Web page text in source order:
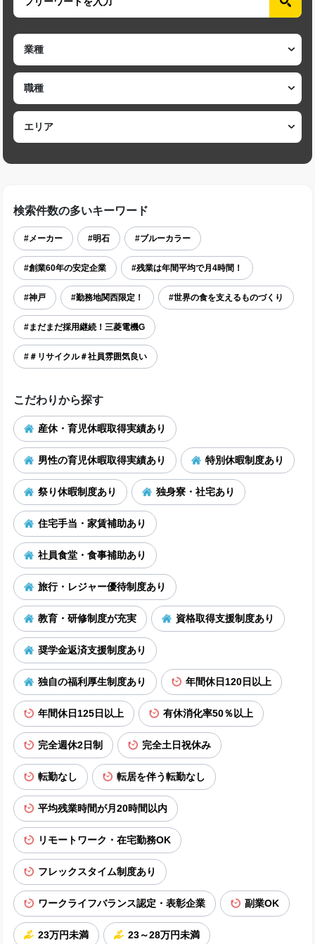
検索件数の多いキーワード
#メーカー #明石 #ブルーカラー
#創業60年の安定企業 #残業は年間平均で月4時間！
#神戸 #勤務地関西限定！ #世界の食を支えるものづくり
#まだまだ採用継続！三菱電機G
#＃リサイクル＃社員雰囲気良い
こだわりから探す
産休・育児休暇取得実績あり
男性の育児休暇取得実績あり 特別休暇制度あり
祭り休暇制度あり 独身寮・社宅あり
住宅手当・家賃補助あり
社員食堂・食事補助あり
旅行・レジャー優待制度あり
教育・研修制度が充実 資格取得支援制度あり
奨学金返済支援制度あり
独自の福利厚生制度あり 年間休日120日以上
年間休日125日以上 有休消化率50％以上
完全週休2日制 完全土日祝休み
転勤なし 転居を伴う転勤なし
平均残業時間が月20時間以内
リモートワーク・在宅勤務OK
フレックスタイム制度あり
ワークライフバランス認定・表彰企業 副業OK
23万円未満 23～28万円未満